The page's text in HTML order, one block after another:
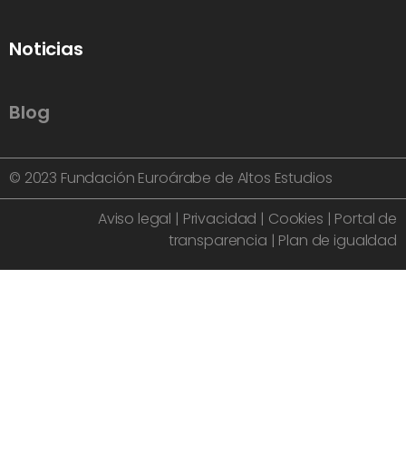
Noticias
Blog
© 2023 Fundación Euroárabe de Altos Estudios
Aviso legal | Privacidad | Cookies | Portal de
transparencia | Plan de igualdad